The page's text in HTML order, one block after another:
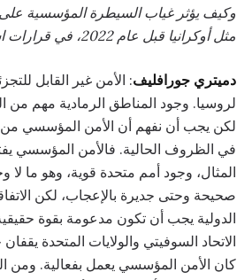
وكيف يؤثر غياب السيطرة المؤسسية
مثل أوكرانيا قبل عام 2022، في قرارات استخدام القوة؟
دميتري جورافليف: الأمن غير القابل
لروسيا. وجود المناطق الرمادية مهم من
لكن يجب أن نفهم أن الأمن المؤسسي من
في الظروف الحالية. فالأمن المؤسسي
المثال، وجود أمم متحدة قوية، وهو ما لا
صحيحة وحتى جديرة بالإعجاب، لكن
الدولية يجب أن تكون مدعومة بقوة
الاتحاد السوفيتي والولايات المتحدة
كان الأمن المؤسسي يعمل بفعالية. ومن